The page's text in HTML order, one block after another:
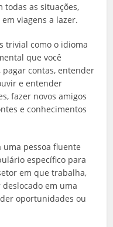
as situações,
viagens a lazer.
trivial como o idioma
que você
contas, entender
e entender
fazer novos amigos
e conhecimentos
uma pessoa fluente
específico para
em que trabalha,
em uma
oportunidades ou